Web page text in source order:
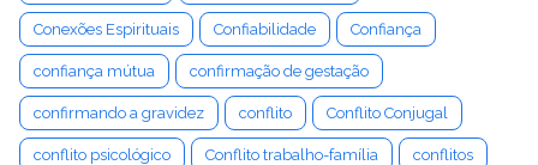
Conexões Espirituais Confiabilidade Confiança
confiança mútua confirmação de gestação
confirmando a gravidez conflito Conflito Conjugal
conflito psicológico Conflito trabalho-família conflitos